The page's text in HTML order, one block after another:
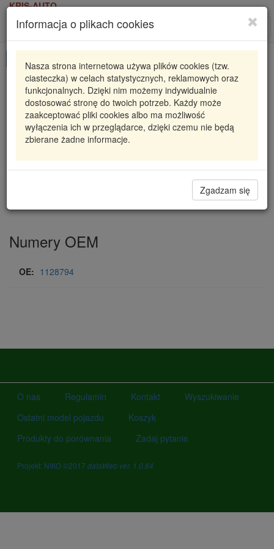
KRIS-AUTO
Informacja o plikach cookies
Nasza strona internetowa używa plików cookies (tzw.
ciasteczka) w celach statystycznych, reklamowych oraz
funkcjonalnych. Dzięki nim możemy indywidualnie
dostosować stronę do twoich potrzeb. Każdy może
zaakceptować pliki cookies albo ma możliwość
wyłączenia ich w przeglądarce, dzięki czemu nie będą
zbierane żadne informacje.
Zgadzam się
Karta produktu
S5043 MONROE
S5043 MONMONROE AMORTYZATOR VOLVO T
212,84 zł
Filia Lublin 0
Magazyn II
Magazyn IV
Numery OEM
OE: 1128794
O nas Regulamin Kontakt
Wyszukiwanie
Ostatni model pojazdu
Koszyk
Produkty do porównania
Zadaj pytanie
Projekt: NIKO ©2017 dataWeb ver. 1.0.84